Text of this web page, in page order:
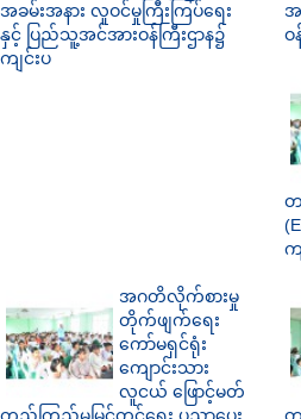
အခမ်းအနား လူဝင်မှုကြီးကြပ်ရေး
နှင့် ပြည်သူ့အင်အားဝန်ကြီးဌာန၌
ကျင်းပ
အ
ဝ
တ
က
အဂတိလိုက်စားမှု
တိုက်ဖျက်ရေး
ကော်မရှင်ရုံး
ကျောင်းသား
လူငယ် ဖြောင့်မတ်